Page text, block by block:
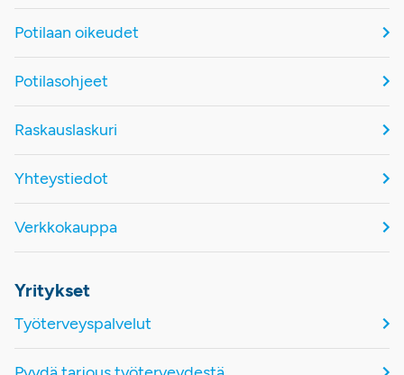
Potilaan oikeudet
Potilasohjeet
Raskauslaskuri
Yhteystiedot
Verkkokauppa
Yritykset
Työterveyspalvelut